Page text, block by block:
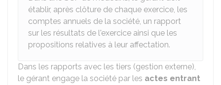
établir, après clôture de chaque exercice, les
comptes annuels de la société, un rapport
sur les résultats de l'exercice ainsi que les
propositions relatives à leur affectation.
Dans les rapports avec les tiers (gestion externe),
le gérant engage la société par les actes entrant